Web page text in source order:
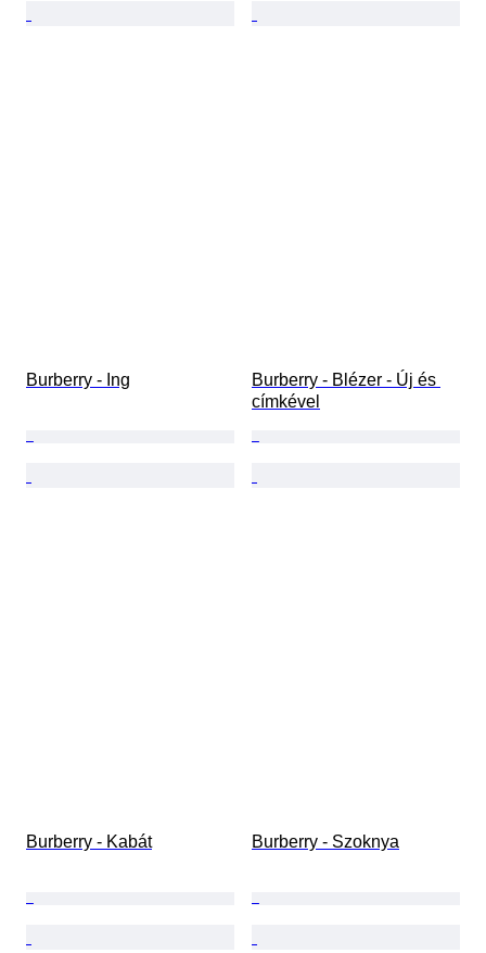
Burberry - Ing
Burberry - Blézer - Új és
címkével
Burberry - Kabát Burberry - Szoknya